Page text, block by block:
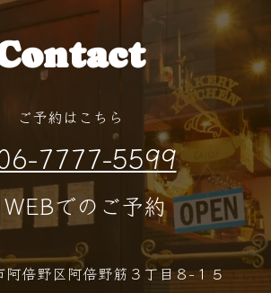
ご予約はこちら
7777-5599
WEBでのご予約
阿倍野区阿倍野筋３丁目８−１５